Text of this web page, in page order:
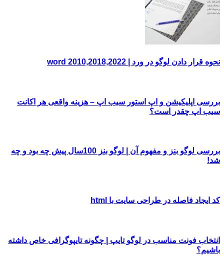
نحوه قرار دادن لوگو در ورد | word 2010,2018,2022
بررسی اپلیکیشن و اپ استور سیب اپ – هزینه واقعی هر اکانت
سیب اپ چقدر است؟
بررسی لوگو بنز و مفهوم آن | لوگو بنز 100سال پیش چه بود و چه
شد!
کد ایجاد فاصله در طراحی سایت با html
انتخاب فونت مناسب در لوگو تایپ | چگونه تایپوگرافی خاص داشته
باشیم؟